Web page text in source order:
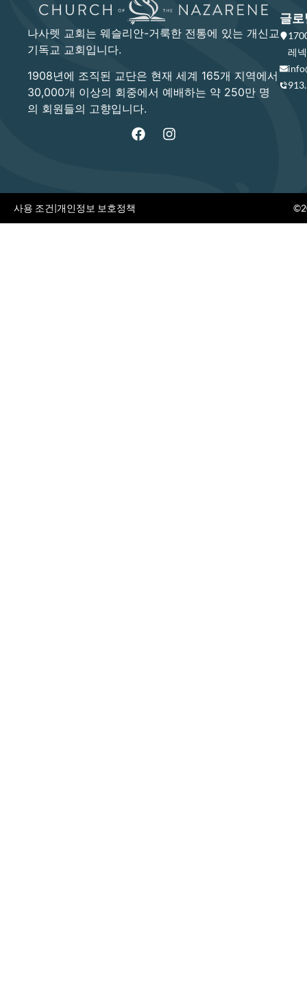
나사렛 교회는 웨슬리안-거룩한 전통에 있는 개신교
기독교 교회입니다.
1908년에 조직된 교단은 현재 세계 165개 지역에서
30,000개 이상의 회중에서 예배하는 약 250만 명
의 회원들의 고향입니다.
글로
레
사용 조건|개인정보 보호정책